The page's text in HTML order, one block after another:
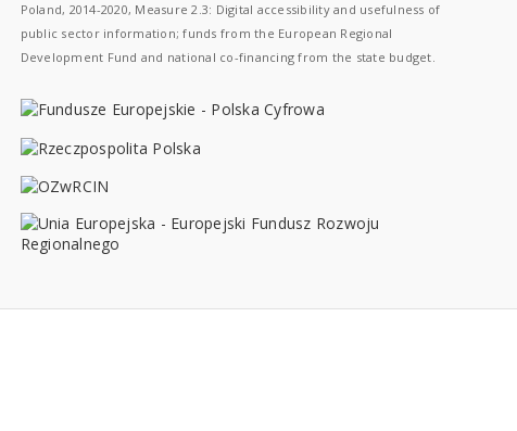
Poland, 2014-2020, Measure 2.3: Digital accessibility and usefulness of
public sector information; funds from the European Regional
Development Fund and national co-financing from the state budget.